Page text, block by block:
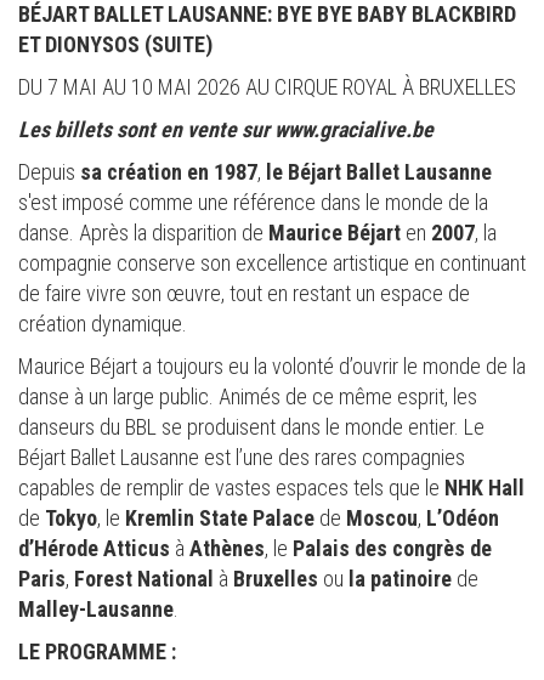
BÉJART BALLET LAUSANNE: BYE BYE BABY BLACKBIRD
ET DIONYSOS (SUITE)
DU 7 MAI AU 10 MAI 2026 AU CIRQUE ROYAL À BRUXELLES
Les billets sont en vente sur www.gracialive.be
Depuis sa création en 1987, le Béjart Ballet Lausanne
s'est imposé comme une référence dans le monde de la
danse. Après la disparition de Maurice Béjart en 2007, la
compagnie conserve son excellence artistique en continuant
de faire vivre son œuvre, tout en restant un espace de
création dynamique.
Maurice Béjart a toujours eu la volonté d’ouvrir le monde de la
danse à un large public. Animés de ce même esprit, les
danseurs du BBL se produisent dans le monde entier. Le
Béjart Ballet Lausanne est l’une des rares compagnies
capables de remplir de vastes espaces tels que le NHK Hall
de Tokyo, le Kremlin State Palace de Moscou, L’Odéon
d’Hérode Atticus àAthènes, le Palais des congrès de
Paris, Forest National à Bruxelles ou la patinoire de
Malley-Lausanne.
LE PROGRAMME :